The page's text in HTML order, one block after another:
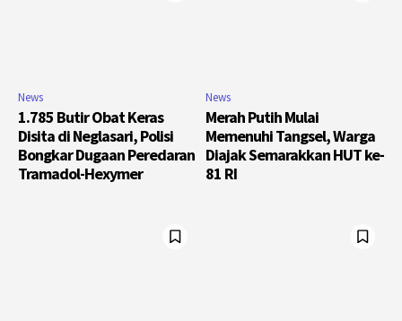
News
1.785 Butir Obat Keras
Disita di Neglasari, Polisi
Bongkar Dugaan Peredaran
Tramadol-Hexymer
News
Merah Putih Mulai
Memenuhi Tangsel, Warga
Diajak Semarakkan HUT ke-
81 RI